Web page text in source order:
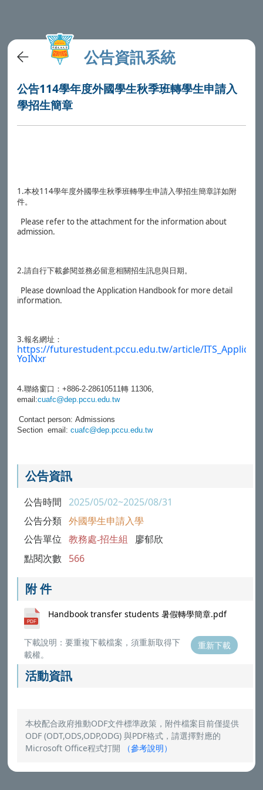
公告資訊系統
公告114學年度外國學生秋季班轉學生申請入
學招生簡章
1.本校114學年度外國學生秋季班轉學生申請入學招生簡章詳如附
件。
Please refer to the attachment for the information about
admission.
2.請自行下載參閱並務必留意相關招生訊息與日期。
Please download the Application Handbook for more detail
information.
3.報名網址：
https://futurestudent.pccu.edu.tw/article/
YoINxr
4.聯絡窗口：+886-2-28610511轉 11306,
email:cuafc@dep.pccu.edu.tw
Contact person: Admissions
Section email:cuafc@dep.pccu.edu.tw
公告資訊
公告時間 2025/05/02~2025/08/31
公告分類 外國學生申請入學
公告單位 教務處-招生組 廖郁欣
點閱次數 566
附 件
Handbook transfer students 暑假轉學簡章.pdf
下載說明：要重複下載檔案，須重新取得下
載權。
重新下載
活動資訊
本校配合政府推動ODF文件標準政策，附件檔案目前僅提供
ODF (ODT,ODS,ODP,ODG) 與PDF格式，請選擇對應的
Microsoft Office程式打開
（參考說明）